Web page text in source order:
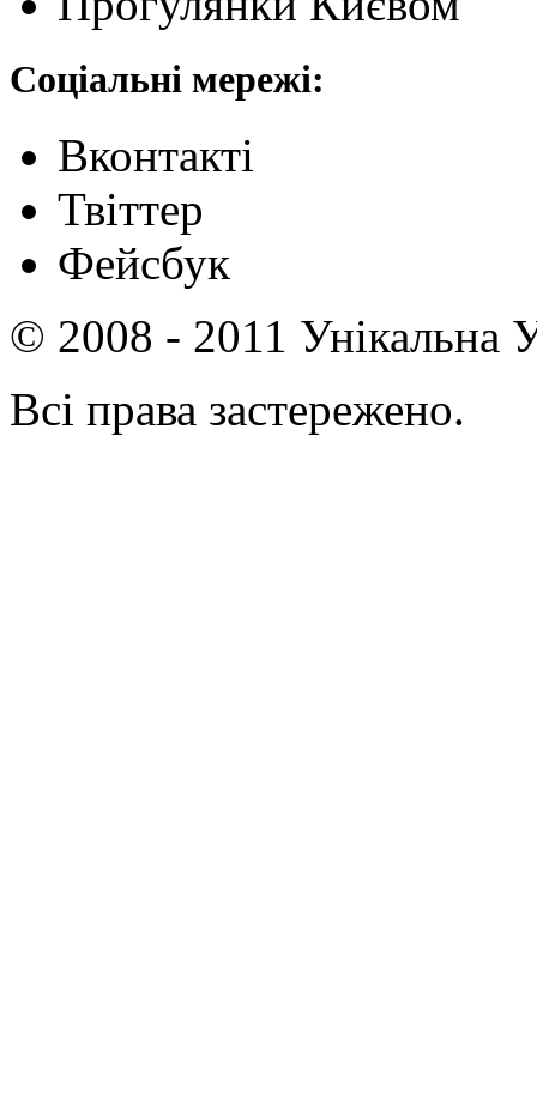
Соціальні мережі:
Вконтакті
Твіттер
Фейсбук
© 2008 - 2011 Унікальна
Всі права застережено.